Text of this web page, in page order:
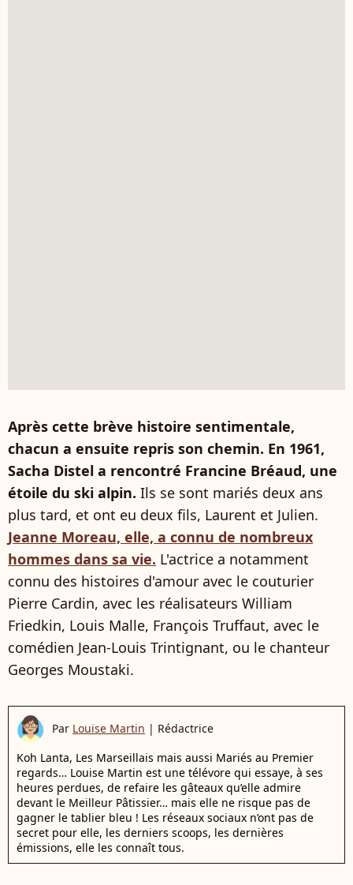
Après cette brève histoire sentimentale,
chacun a ensuite repris son chemin. En 1961,
Sacha Distel a rencontré Francine Bréaud, une
étoile du ski alpin. Ils se sont mariés deux ans
plus tard, et ont eu deux fils, Laurent et Julien.
Jeanne Moreau, elle, a connu de nombreux
hommes dans sa vie. L'actrice a notamment
connu des histoires d'amour avec le couturier
Pierre Cardin, avec les réalisateurs William
Friedkin, Louis Malle, François Truffaut, avec le
comédien Jean-Louis Trintignant, ou le chanteur
Georges Moustaki.
Par Louise Martin | Rédactrice
Koh Lanta, Les Marseillais mais aussi Mariés au Premier
regards… Louise Martin est une télévore qui essaye, à ses
heures perdues, de refaire les gâteaux qu’elle admire
devant le Meilleur Pâtissier… mais elle ne risque pas de
gagner le tablier bleu ! Les réseaux sociaux n’ont pas de
secret pour elle, les derniers scoops, les dernières
émissions, elle les connaît tous.